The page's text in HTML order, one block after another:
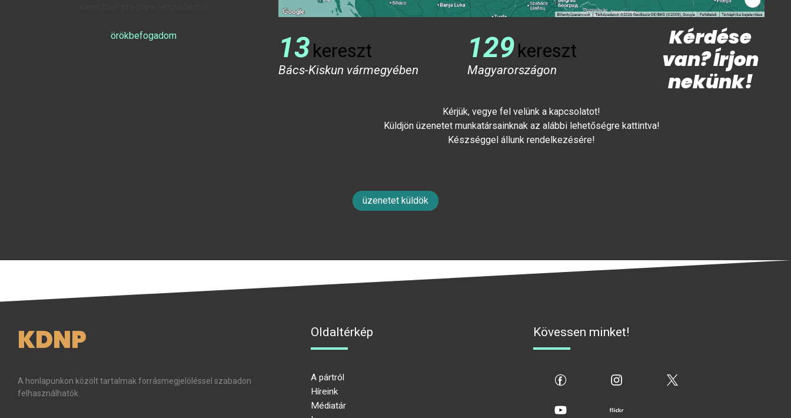
örökbefogadom 13kereszt
Bács-Kiskun vármegyében
129kereszt
Magyarországon
Kérdése
van? Írjon
nekünk!
Kérjük, vegye fel velünk a kapcsolatot!
Küldjön üzenetet munkatársainknak az alábbi lehetőségre kattintva!
Készséggel állunk rendelkezésére!
üzenetet küldök
KDNP
A honlapunkon közölt tartalmak forrásmegjelöléssel szabadon
felhasználhatók.
Oldaltérkép
A pártról
Híreink
Médiatár
Kövessen minket!
flickr